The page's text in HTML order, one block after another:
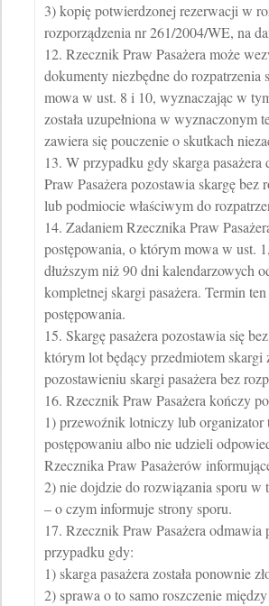
3) kopię potwierdzonej rezerwacji w
rozporządzenia nr 261/2004/WE, na
12. Rzecznik Praw Pasażera może
dokumenty niezbędne do
mowa w ust. 8 i 10, wyznaczając w
została uzupełniona w
zawiera się pouczenie o skutkach
13. W przypadku gdy skarga
Praw Pasażera pozostawia skargę
lub podmiocie właściwym do
14. Zadaniem Rzecznika Praw
postępowania, o którym mowa w ust.
dłuższym niż 90 dni kalendarzowych
kompletnej skargi pasażera. Termin
postępowania.
15. Skargę pasażera pozostawia się
którym lot będący przedmiotem skargi
pozostawieniu skargi pasażera bez
16. Rzecznik Praw Pasażera kończy
1) przewoźnik lotniczy lub
postępowaniu albo nie udzieli
Rzecznika Praw Pasażerów
2) nie dojdzie do rozwiązania sporu
– o czym informuje strony sporu.
17. Rzecznik Praw Pasażera
przypadku gdy:
1) skarga pasażera została ponownie
2) sprawa o to samo roszczenie